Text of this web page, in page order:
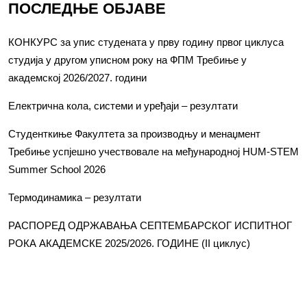
ПОСЛЕДЊЕ ОБЈАВЕ
КОНКУРС за упис студената у прву годину првог циклуса
студија у другом уписном року на ФПМ Требиње у
академској 2026/2027. години
Електрична кола, системи и уређаји – резултати
Студенткиње Факултета за производњу и менаџмент
Требиње успјешно учествовале на међународној HUM-STEM
Summer School 2026
Термодинамика – резултати
РАСПОРЕД ОДРЖАВАЊА СЕПТЕМБАРСКОГ ИСПИТНОГ
РОКА АКАДЕМСКЕ 2025/2026. ГОДИНЕ (II циклус)